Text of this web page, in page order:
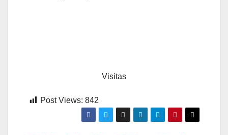
Visitas
Post Views: 842